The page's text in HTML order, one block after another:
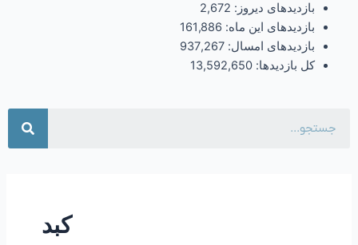
بازدیدهای دیروز: 2,672
بازدیدهای این ماه: 161,886
بازدیدهای امسال: 937,267
کل بازدیدها: 13,592,650
کبد